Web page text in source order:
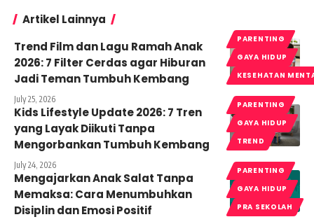
Artikel Lainnya
PARENTING
GAYA HIDUP
KESEHATAN
Trend Film dan Lagu Ramah Anak
2026: 7 Filter Cerdas agar Hiburan
Jadi Teman Tumbuh Kembang
July 25, 2026
PARENTING
GAYA HIDUP
TREND
Kids Lifestyle Update 2026: 7 Tren
yang Layak Diikuti Tanpa
Mengorbankan Tumbuh Kembang
July 24, 2026
PARENTING
GAYA HIDUP
PRA SEKOLAH
Mengajarkan Anak Salat Tanpa
Memaksa: Cara Menumbuhkan
Disiplin dan Emosi Positif